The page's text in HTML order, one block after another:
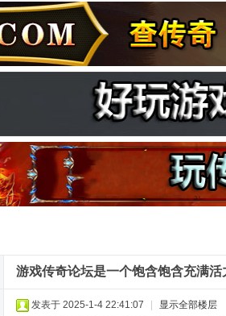
游戏传奇论坛是一个饱含饱含充满
发表于 2025-1-4 22:41:07 显示全部楼层